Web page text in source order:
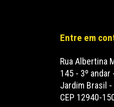
Entre em
Rua Albertina
145 - 3º andar
Jardim Brasil -
CEP 12940-